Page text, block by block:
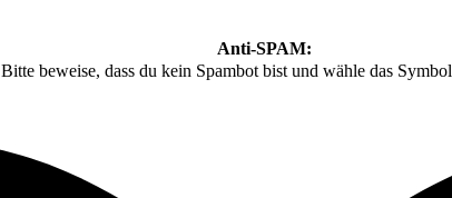
Anti-SPAM:
Bitte beweise, dass du kein Spambot bist und wähle das Symbol